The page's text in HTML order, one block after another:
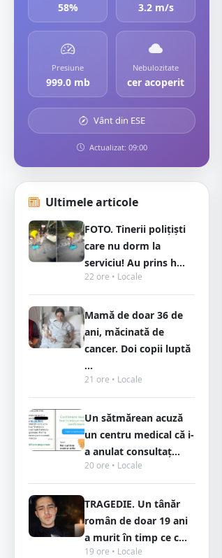
58% 3.2 m/s
Presiune
999.0 mb
Nebulozitate
cer acoperit
Vânt din ESE
Actualizat: 09:00
Ultimele articole
FOTO. Tinerii polițiști
care nu dorm la
serviciu! Au prins h...
22 ore • Locale
Mamă de doar 36 de
ani, măcinată de
cancer. Doi copii luptă
...
21 ore • Locale
Un sătmărean acuză
un centru medical că i-
a anulat consultaț...
20 ore • Locale
TRAGEDIE. Un tânăr
român de doar 19 ani
a murit în timp ce c...
19 ore • Locale